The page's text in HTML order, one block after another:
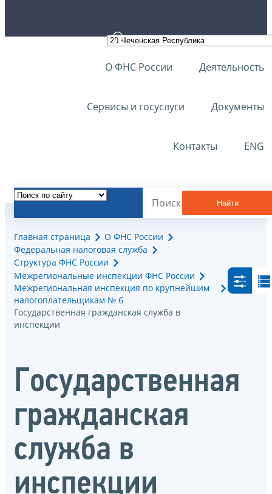
О ФНС России Деятельность
Сервисы и госуслуги Документы
Контакты ENG
Найти
Главная страница
О ФНС России
Федеральная налоговая служба
Структура ФНС России
Межрегиональные инспекции ФНС России
Межрегиональная инспекция по крупнейшим
налогоплательщикам № 6
Государственная гражданская служба в
инспекции
Государственная
гражданская
служба в
инспекции